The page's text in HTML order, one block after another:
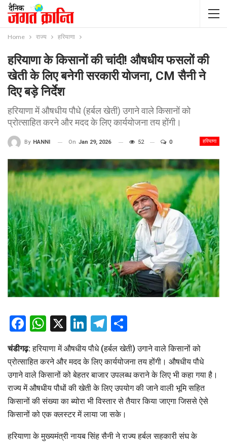
Home राज्य हरियाणा
हरियाणा के किसानों की चांदी! औषधीय फसलों की
खेती के लिए बनेगी सरकारी योजना, CM सैनी ने
दिए बड़े निर्देश
हरियाणा में औषधीय पौधे (हर्बल खेती) उगाने वाले किसानों को
प्रोत्साहित करने और मदद के लिए कार्ययोजना तय होंगी।
हरियाणा
By HANNI On Jan 29, 2026 52 0
Facebook
WhatsApp
X LinkedIn
Telegram
चंडीगढ़:हरियाणा में औषधीय पौधे (हर्बल खेती) उगाने वाले किसानों को
प्रोत्साहित करने और मदद के लिए कार्ययोजना तय होंगी। औषधीय पौधे
उगाने वाले किसानों को बेहतर बाजार उपलब्ध कराने के लिए भी कहा गया है।
राज्य में औषधीय पौधों की खेती के लिए उपयोग की जाने वाली भूमि सहित
किसानों की संख्या का ब्योरा भी विस्तार से तैयार किया जाएगा जिससे ऐसे
किसानों को एक क्लस्टर में लाया जा सके।
हरियाणा के मुख्यमंत्री नायब सिंह सैनी ने राज्य हर्बल सहकारी संघ के